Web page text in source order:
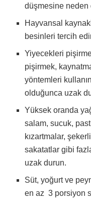
düşmesine neden
Hayvansal
besinleri tercih
Yiyecekleri
pişirmek,
yöntemleri
olduğunca uzak
Yüksek oranda
salam, sucuk,
kızartmalar,
sakatatlar gibi
uzak durun.
Süt, yoğurt ve
en az 3 porsiyon